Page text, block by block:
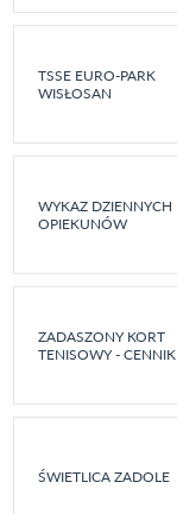
TSSE EURO-PARK
WISŁOSAN
WYKAZ DZIENNYCH
OPIEKUNÓW
ZADASZONY KORT
TENISOWY - CENNIK
ŚWIETLICA ZADOLE